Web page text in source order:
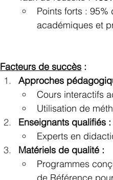
Points forts :
académiques et
Facteurs de succès :
Approches
Cours interactifs
Utilisation de
Enseignants qualifiés :
Experts en
Matériels de qualité :
Programmes
de Référence